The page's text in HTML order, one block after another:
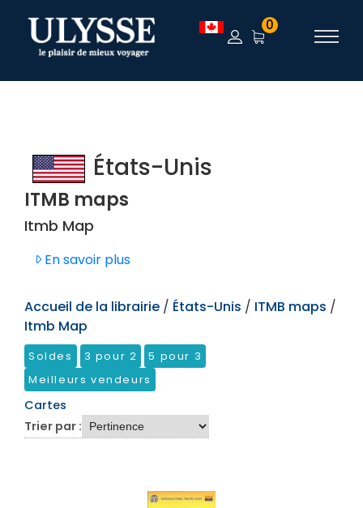
TEST 0
États-Unis
ITMB maps
Itmb Map
En savoir plus
Accueil de la librairie / États-Unis / ITMB maps /
Itmb Map
Soldes 3 pour 2
5 pour 3
Meilleurs vendeurs
Cartes
Trier par :